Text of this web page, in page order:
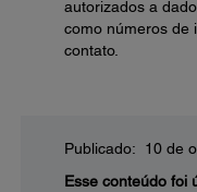
autorizados a
como números de
contato.
Publicado: 10 de
Esse conteúdo foi